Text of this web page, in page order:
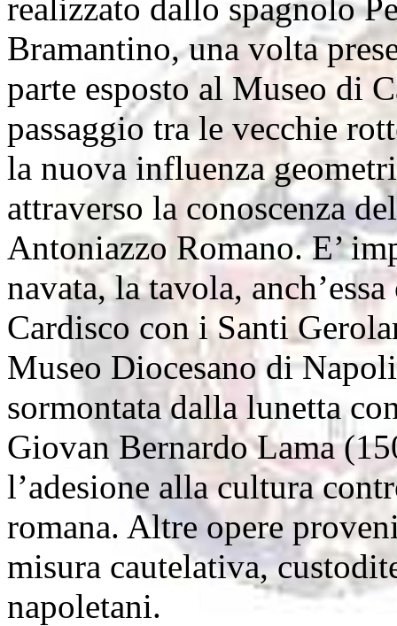
realizzato dallo spagnolo
Bramantino, una volta
parte esposto al Museo di
passaggio tra le vecchie
la nuova influenza
attraverso la conoscenza
Antoniazzo Romano. E’
navata, la tavola,
Cardisco con i Santi
Museo Diocesano di
sormontata dalla lunetta
Giovan Bernardo Lama
l’adesione alla cultura
romana. Altre opere
misura cautelativa,
napoletani.